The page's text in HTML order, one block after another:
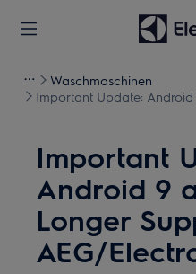
Waschmaschinen
Important Update:
Important
Android 9
Longer
AEG/